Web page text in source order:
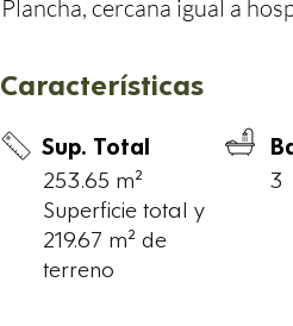
Plancha, cercana igual a
totalmente equipada. El
Comisión compartida: 50%
50/50
Características
Sup. Total
253.65 m²
Superficie total y
219.67 m² de
terreno
3